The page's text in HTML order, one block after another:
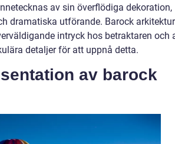
av sin överflödiga dekoration,
dramatiska utförande. Barock arkitektur
intryck hos betraktaren och
detaljer för att uppnå detta.
av barock